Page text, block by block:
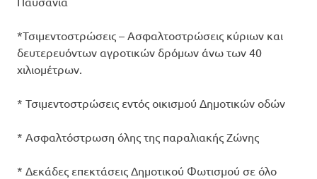
*Τσιμεντοστρώσεις – Ασφαλτοστρώσεις κύριων και
δευτερευόντων αγροτικών δρόμων άνω των 40
χιλιομέτρων.
* Τσιμεντοστρώσεις εντός οικισμού Δημοτικών οδών
* Ασφαλτόστρωση όλης της παραλιακής Ζώνης
* Δεκάδες επεκτάσεις Δημοτικού Φωτισμού σε όλο